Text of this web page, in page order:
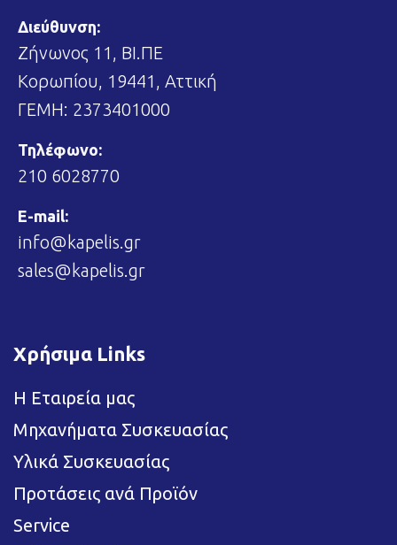
Διεύθυνση:
Ζήνωνος 11, ΒΙ.ΠΕ
Κορωπίου, 19441, Αττική
ΓΕΜΗ: 2373401000
Τηλέφωνο:
210 6028770
E-mail:
info@kapelis.gr
sales@kapelis.gr
Χρήσιμα Links
Η Εταιρεία μας
Μηχανήματα Συσκευασίας
Υλικά Συσκευασίας
Προτάσεις ανά Προϊόν
Service